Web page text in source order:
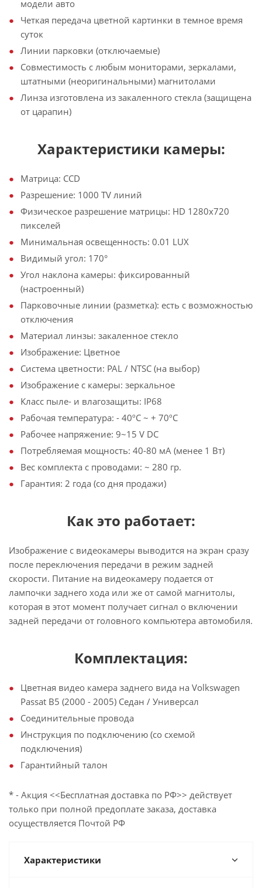
модели авто
Четкая передача цветной картинки в темное время
суток
Линии парковки (отключаемые)
Совместимость с любым мониторами, зеркалами,
штатными (неоригинальными) магнитолами
Линза изготовлена из закаленного стекла (защищена
от царапин)
Характеристики камеры:
Матрица: CCD
Разрешение: 1000 TV линий
Физическое разрешение матрицы: HD 1280х720
пикселей
Минимальная освещенность: 0.01 LUX
Видимый угол: 170°
Угол наклона камеры: фиксированный
(настроенный)
Парковочные линии (разметка): есть с возможностью
отключения
Материал линзы: закаленное стекло
Изображение: Цветное
Система цветности: PAL / NTSC (на выбор)
Изображение с камеры: зеркальное
Класс пыле- и влагозащиты: IP68
Рабочая температура: - 40ºС ~ + 70ºС
Рабочее напряжение: 9~15 V DC
Потребляемая мощность: 40-80 мА (менее 1 Вт)
Вес комплекта с проводами: ~ 280 гр.
Гарантия: 2 года (со дня продажи)
Как это работает:
Изображение с видеокамеры выводится на экран сразу
после переключения передачи в режим задней
скорости. Питание на видеокамеру подается от
лампочки заднего хода или же от самой магнитолы,
которая в этот момент получает сигнал о включении
задней передачи от головного компьютера автомобиля.
Комплектация:
Цветная видео камера заднего вида на Volkswagen
Passat B5 (2000 - 2005) Седан / Универсал
Соединительные провода
Инструкция по подключению (со схемой
подключения)
Гарантийный талон
* - Акция <<Бесплатная доставка по РФ>> действует
только при полной предоплате заказа, доставка
осуществляется Почтой РФ
Характеристики